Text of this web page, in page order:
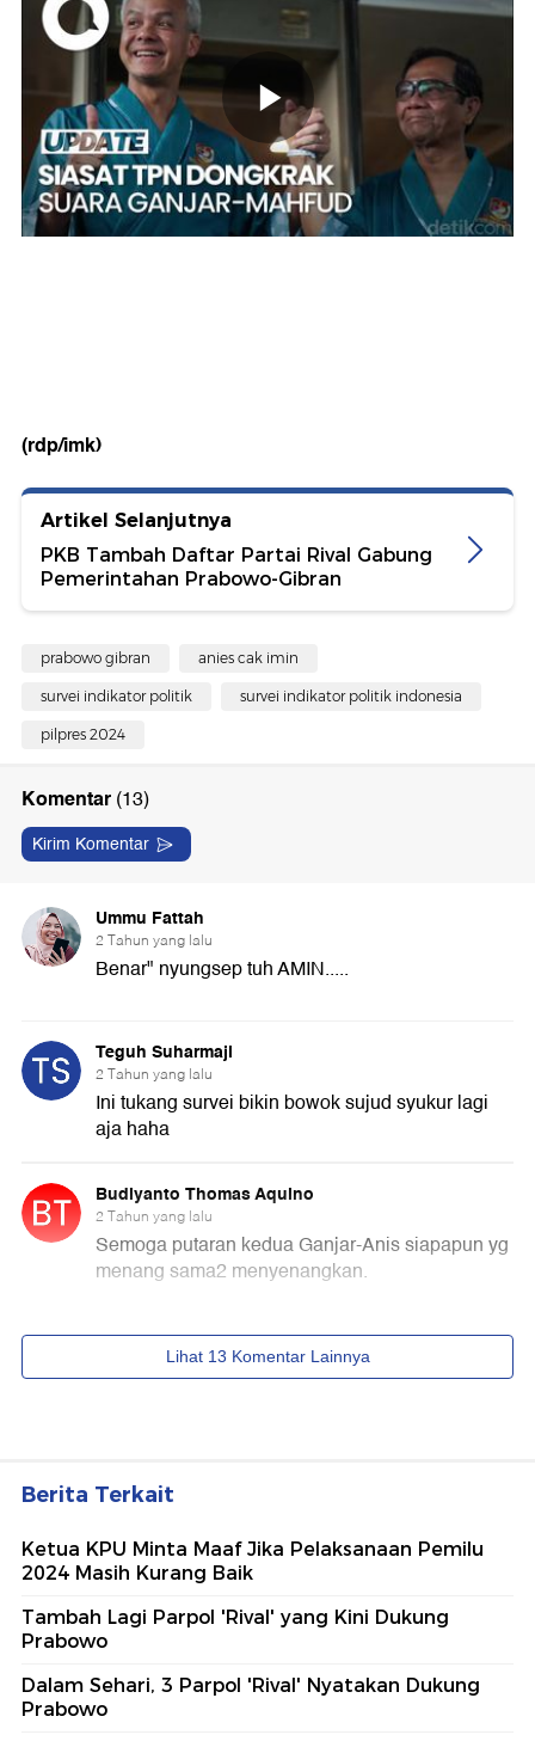
(rdp/imk)
Artikel Selanjutnya
PKB Tambah Daftar Partai Rival Gabung
Pemerintahan Prabowo-Gibran
prabowo gibran anies cak imin
survei indikator politik survei indikator politik indonesia
pilpres 2024
Berita Terkait
Ketua KPU Minta Maaf Jika Pelaksanaan Pemilu
2024 Masih Kurang Baik
Tambah Lagi Parpol 'Rival' yang Kini Dukung
Prabowo
Dalam Sehari, 3 Parpol 'Rival' Nyatakan Dukung
Prabowo